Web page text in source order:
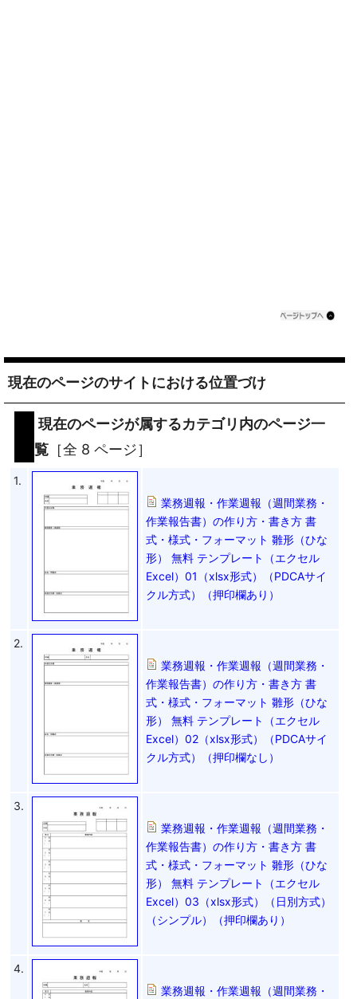
現在のページのサイトにおける位置づけ
現在のページが属するカテゴリ内のページ一
覧 ［全 8 ページ］
1.
業務週報・作業週報（週間業務・
作業報告書）の作り方・書き方 書
式・様式・フォーマット 雛形（ひな
形） 無料 テンプレート（エクセル
Excel）01（xlsx形式）（PDCAサイ
クル方式）（押印欄あり）
2.
業務週報・作業週報（週間業務・
作業報告書）の作り方・書き方 書
式・様式・フォーマット 雛形（ひな
形） 無料 テンプレート（エクセル
Excel）02（xlsx形式）（PDCAサイ
クル方式）（押印欄なし）
3.
業務週報・作業週報（週間業務・
作業報告書）の作り方・書き方 書
式・様式・フォーマット 雛形（ひな
形） 無料 テンプレート（エクセル
Excel）03（xlsx形式）（日別方式）
（シンプル）（押印欄あり）
4.
業務週報・作業週報（週間業務・